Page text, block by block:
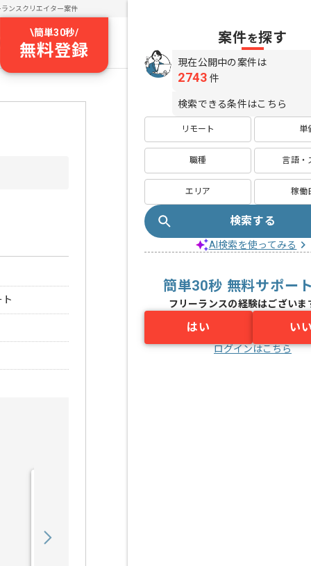
ランスクリエイター案件
\簡単30秒/
無料登録
案件を探す
現在公開中の案件は
2743 件
検索できる条件はこちら
リモート 単
職種 言語・
エリア 稼働
検索する
AI検索を使ってみる
簡単30秒 無料サポー
フリーランスの経験はございま
はい い
ログインはこちら